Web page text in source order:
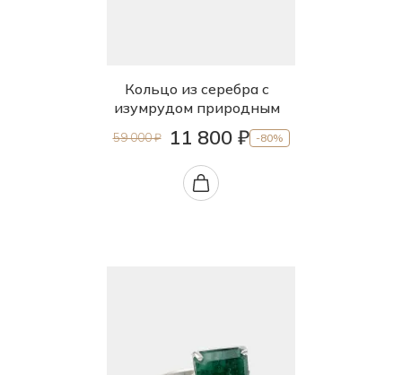
Кольцо из серебра с
изумрудом природным
59 000 ₽ 11 800 ₽ -80%